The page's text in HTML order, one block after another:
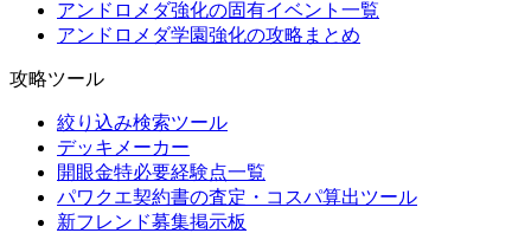
アンドロメダ強化の固有イベント一覧
アンドロメダ学園強化の攻略まとめ
攻略ツール
絞り込み検索ツール
デッキメーカー
開眼金特必要経験点一覧
パワクエ契約書の査定・コスパ算出ツール
新フレンド募集掲示板